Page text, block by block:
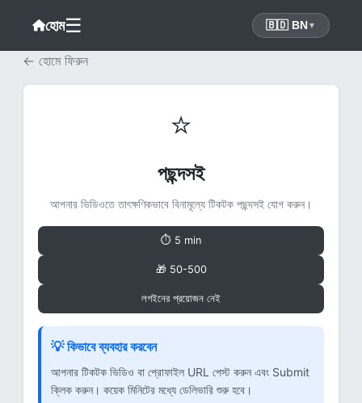
হোম☰ 🇧🇩 BN ▼
← হোমে ফিরুন
⭐
পছন্দসই
আপনার ভিডিওতে তাৎক্ষণিকভাবে বিনামূল্যে টিকটক পছন্দসই যোগ করুন।
⏱ 5 min
🎁 50-500
লগইনের প্রয়োজন নেই
💡 কিভাবে ব্যবহার করবেন
আপনার টিকটক ভিডিও বা প্রোফাইল URL পেস্ট করুন এবং Submit
ক্লিক করুন। কয়েক মিনিটের মধ্যে ডেলিভারি শুরু হবে।